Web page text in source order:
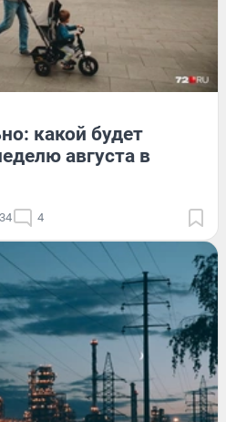
какой будет
августа в
4